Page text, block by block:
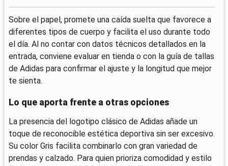
Sobre el papel, promete una caída suelta que favorece a
diferentes tipos de cuerpo y facilita el uso durante todo
el día. Al no contar con datos técnicos detallados en la
entrada, conviene evaluar en tienda o con la guía de tallas
de Adidas para confirmar el ajuste y la longitud que mejor
te sienta.
Lo que aporta frente a otras opciones
La presencia del logotipo clásico de Adidas añade un
toque de reconocible estética deportiva sin ser excesivo.
Su color Gris facilita combinarlo con gran variedad de
prendas y calzado. Para quien prioriza comodidad y estilo